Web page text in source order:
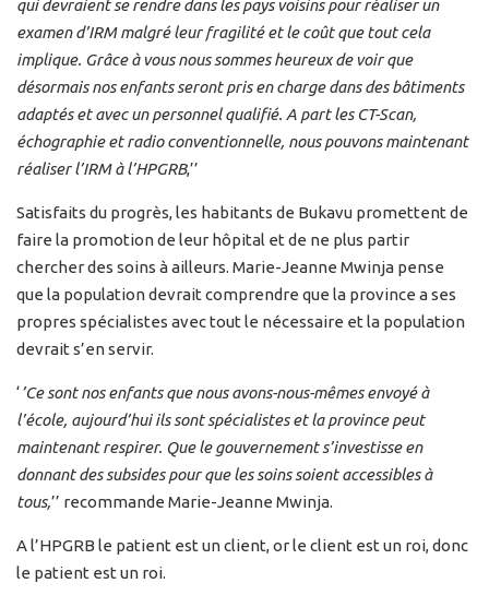
qui devraient se rendre dans les pays voisins pour réaliser un
examen d’IRM malgré leur fragilité et le coût que tout cela
implique. Grâce à vous nous sommes heureux de voir que
désormais nos enfants seront pris en charge dans des bâtiments
adaptés et avec un personnel qualifié. A part les CT-Scan,
échographie et radio conventionnelle, nous pouvons maintenant
réaliser l’IRM à l’HPGRB,’’
Satisfaits du progrès, les habitants de Bukavu promettent de
faire la promotion de leur hôpital et de ne plus partir
chercher des soins à ailleurs. Marie-Jeanne Mwinja pense
que la population devrait comprendre que la province a ses
propres spécialistes avec tout le nécessaire et la population
devrait s’en servir.
‘’Ce sont nos enfants que nous avons-nous-mêmes envoyé à
l’école, aujourd’hui ils sont spécialistes et la province peut
maintenant respirer. Que le gouvernement s’investisse en
donnant des subsides pour que les soins soient accessibles à
tous,’’ recommande Marie-Jeanne Mwinja.
A l’HPGRB le patient est un client, or le client est un roi, donc
le patient est un roi.